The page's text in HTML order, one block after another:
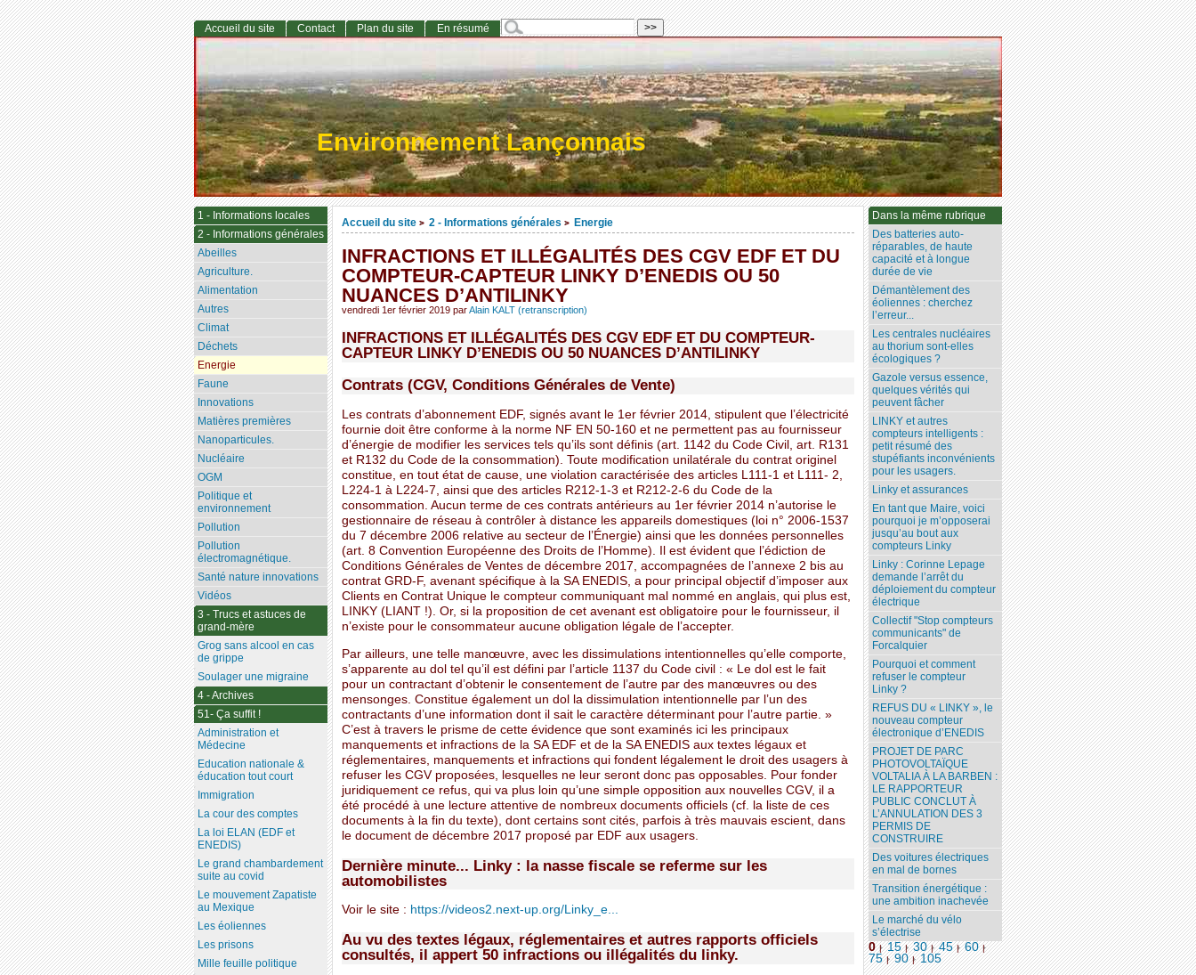
Environnement Lançonnais
Accueil du site > 2 - Informations générales > Energie
INFRACTIONS ET ILLÉGALITÉS DES CGV EDF ET DU
COMPTEUR-CAPTEUR LINKY D’ENEDIS OU 50
NUANCES D’ANTILINKY
vendredi 1er février 2019 parAlain KALT (retranscription)
INFRACTIONS ET ILLÉGALITÉS DES CGV EDF ET DU COMPTEUR-
CAPTEUR LINKY D’ENEDIS OU 50 NUANCES D’ANTILINKY
Contrats (CGV, Conditions Générales de Vente)
Les contrats d’abonnement EDF, signés avant le 1er février 2014, stipulent que l’électricité
fournie doit être conforme à la norme NF EN 50-160 et ne permettent pas au fournisseur
d’énergie de modifier les services tels qu’ils sont définis (art. 1142 du Code Civil, art. R131
et R132 du Code de la consommation). Toute modification unilatérale du contrat originel
constitue, en tout état de cause, une violation caractérisée des articles L111-1 et L111- 2,
L224-1 à L224-7, ainsi que des articles R212-1-3 et R212-2-6 du Code de la
consommation. Aucun terme de ces contrats antérieurs au 1er février 2014 n’autorise le
gestionnaire de réseau à contrôler à distance les appareils domestiques (loi n° 2006-1537
du 7 décembre 2006 relative au secteur de l’Énergie) ainsi que les données personnelles
(art. 8 Convention Européenne des Droits de l’Homme). Il est évident que l’édiction de
Conditions Générales de Ventes de décembre 2017, accompagnées de l’annexe 2 bis au
contrat GRD-F, avenant spécifique à la SA ENEDIS, a pour principal objectif d’imposer aux
Clients en Contrat Unique le compteur communiquant mal nommé en anglais, qui plus est,
LINKY (LIANT !). Or, si la proposition de cet avenant est obligatoire pour le fournisseur, il
n’existe pour le consommateur aucune obligation légale de l’accepter.
Par ailleurs, une telle manœuvre, avec les dissimulations intentionnelles qu’elle comporte,
s’apparente au dol tel qu’il est défini par l’article 1137 du Code civil : « Le dol est le fait
pour un contractant d’obtenir le consentement de l’autre par des manœuvres ou des
mensonges. Constitue également un dol la dissimulation intentionnelle par l’un des
contractants d’une information dont il sait le caractère déterminant pour l’autre partie. »
C’est à travers le prisme de cette évidence que sont examinés ici les principaux
manquements et infractions de la SA EDF et de la SA ENEDIS aux textes légaux et
réglementaires, manquements et infractions qui fondent légalement le droit des usagers à
refuser les CGV proposées, lesquelles ne leur seront donc pas opposables. Pour fonder
juridiquement ce refus, qui va plus loin qu’une simple opposition aux nouvelles CGV, il a
été procédé à une lecture attentive de nombreux documents officiels (cf. la liste de ces
documents à la fin du texte), dont certains sont cités, parfois à très mauvais escient, dans
le document de décembre 2017 proposé par EDF aux usagers.
Dernière minute... Linky : la nasse fiscale se referme sur les
automobilistes
Voir le site : https://videos2.next-up.org/Linky_e...
Au vu des textes légaux, réglementaires et autres rapports officiels
consultés, il appert 50 infractions ou illégalités du linky.
Dans la même rubrique
Des batteries auto-
réparables, de haute
capacité et à longue
durée de vie
Démantèlement des
éoliennes : cherchez
l’erreur...
Les centrales nucléaires
au thorium sont-elles
écologiques ?
Gazole versus essence,
quelques vérités qui
peuvent fâcher
LINKY et autres
compteurs intelligents :
petit résumé des
stupéfiants inconvénients
pour les usagers.
Linky et assurances
En tant que Maire, voici
pourquoi je m’opposerai
jusqu’au bout aux
compteurs Linky
Linky : Corinne Lepage
demande l’arrêt du
déploiement du compteur
électrique
Collectif "Stop compteurs
communicants" de
Forcalquier
Pourquoi et comment
refuser le compteur
Linky ?
REFUS DU « LINKY », le
nouveau compteur
électronique d’ENEDIS
PROJET DE PARC
PHOTOVOLTAÏQUE
VOLTALIA À LA BARBEN :
LE RAPPORTEUR
PUBLIC CONCLUT À
L’ANNULATION DES 3
PERMIS DE
CONSTRUIRE
Des voitures électriques
en mal de bornes
Transition énergétique :
une ambition inachevée
Le marché du vélo
s’électrise
0 | 15 | 30 | 45 | 60 |
75 | 90 | 105
Accueil du site Contact Plan du site En résumé
1 - Informations locales
2 - Informations générales
Abeilles
Agriculture.
Alimentation
Autres
Climat
Déchets
Energie
Faune
Innovations
Matières premières
Nanoparticules.
Nucléaire
OGM
Politique et
environnement
Pollution
Pollution
électromagnétique.
Santé nature innovations
Vidéos
3 - Trucs et astuces de
grand-mère
Grog sans alcool en cas
de grippe
Soulager une migraine
4 - Archives
51- Ça suffit !
Administration et
Médecine
Education nationale &
éducation tout court
Immigration
La cour des comptes
La loi ELAN (EDF et
ENEDIS)
Le grand chambardement
suite au covid
Le mouvement Zapatiste
au Mexique
Les éoliennes
Les prisons
Mille feuille politique